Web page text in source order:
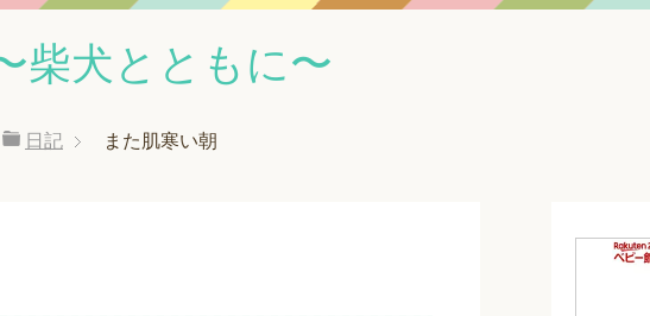
犬とともに〜
日記 また肌寒い朝